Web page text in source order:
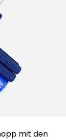
mit den